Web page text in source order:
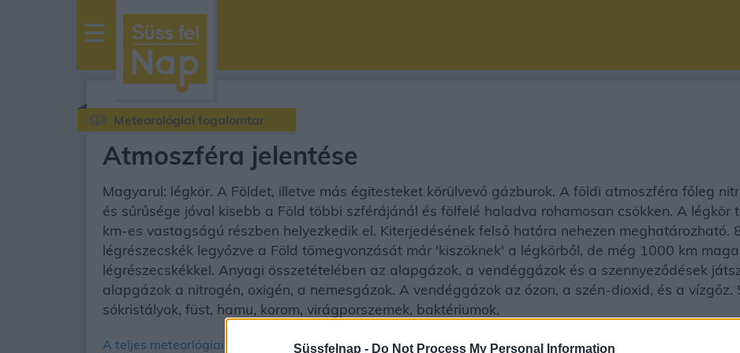
Süssfelnap - Do Not Process My Personal Information
sussfelnap.hu
időjárás
Meteorológiai fogalomtar
Atmoszféra jelentése
Magyarul: légkör. A Földet, illetve más égitesteket körülvevő gázburok. A földi atmoszféra főleg
és sűrűsége jóval kisebb a Föld többi szférájánál és fölfelé haladva rohamosan csökken. A
km-es vastagságú részben helyezkedik el. Kiterjedésének felső határa nehezen meghatározható.
légrészecskék legyőzve a Föld tömegvonzását már 'kiszöknek' a légkörből, de még 1000 km
légrészecskékkel. Anyagi összetételében az alapgázok, a vendéggázok és a szennyeződések
alapgázok a nitrogén, oxigén, a nemesgázok. A vendéggázok az ózon, a szén-dioxid, és a vízgőz.
sókristályok, füst, hamu, korom, virágporszemek, baktériumok.
A teljes meteorlógiai fogalomtár